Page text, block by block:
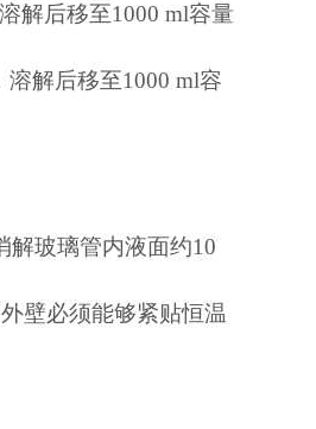
解后移至1000 ml容量
溶解后移至1000 ml容
解玻璃管内液面约10
壁必须能够紧贴恒温